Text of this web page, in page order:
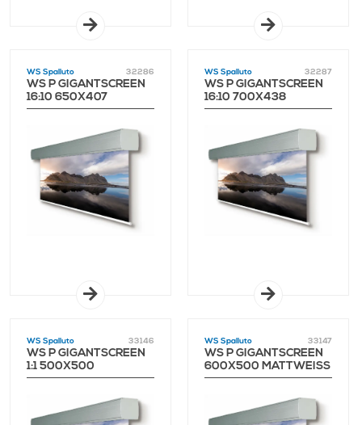
WS Spalluto 32286
WS P GIGANTSCREEN
16:10 650X407
MATTWEISS 1,0 GAIN
WS Spalluto 32287
WS P GIGANTSCREEN
16:10 700X438
MATTWEISS 1,0 GAIN
WS Spalluto 33146
WS P GIGANTSCREEN
1:1 500X500
MATTWEISS 1,0 GAIN
WS Spalluto 33147
WS P GIGANTSCREEN
600X500 MATTWEISS 1
,0 GAIN